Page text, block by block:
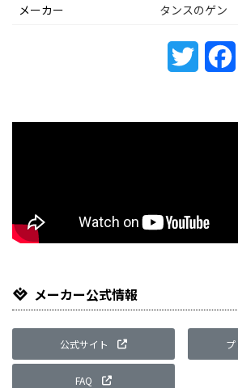
メーカー
タンスのゲン
Twitter
メーカー公式情報
公式サイト
FAQ